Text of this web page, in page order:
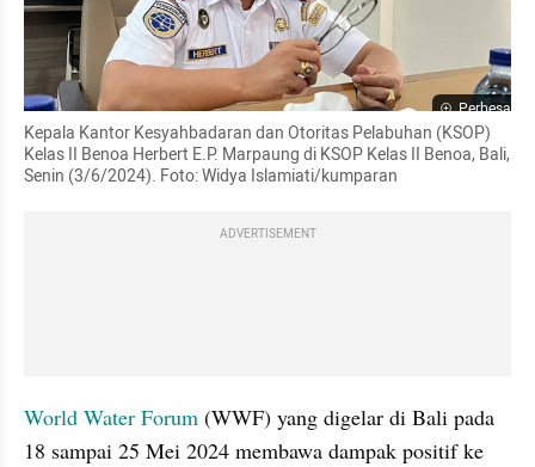
Perbesar
Kepala Kantor Kesyahbadaran dan Otoritas Pelabuhan (KSOP)
Kelas II Benoa Herbert E.P. Marpaung di KSOP Kelas II Benoa, Bali,
Senin (3/6/2024). Foto: Widya Islamiati/kumparan
ADVERTISEMENT
World Water Forum (WWF) yang digelar di Bali pada
18 sampai 25 Mei 2024 membawa dampak positif ke